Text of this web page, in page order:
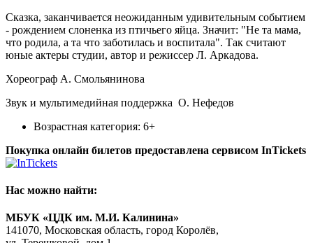
Сказка, заканчивается неожиданным удивительным событием
- рождением слоненка из птичьего яйца. Значит: "Не та мама,
что родила, а та что заботилась и воспитала". Так считают
юные актеры студии, автор и режиссер Л. Аркадова.
Хореограф А. Смольянинова
Звук и мультимедийная поддержка О. Нефедов
Возрастная категория: 6+
Покупка онлайн билетов предоставлена сервисом InTickets
Нас можно найти:
МБУК «ЦДК им. М.И. Калинина»
141070, Московская область, город Королёв,